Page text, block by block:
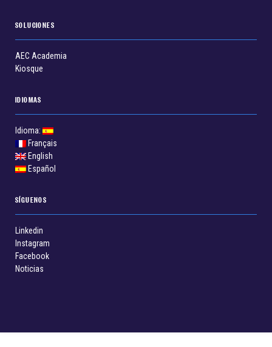
SOLUCIONES
AEC Academia
Kiosque
IDIOMAS
Idioma:
Français
English
Español
SÍGUENOS
Linkedin
Instagram
Facebook
Noticias